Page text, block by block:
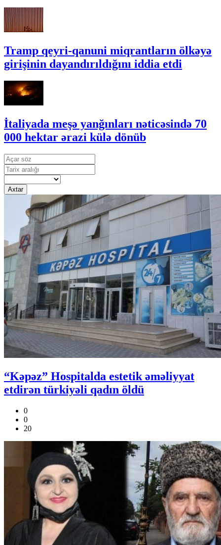
Tramp qeyri-qanuni miqrantların ölkəyə
girişinin dayandırıldığını iddia etdi
İtaliyada meşə yanğınları nəticəsində 70
000 hektar ərazi külə dönüb
Axtar
“Kəpəz” Hospitalda estetik əməliyyat
etdirən türkiyəli qadın öldü
0
0
20